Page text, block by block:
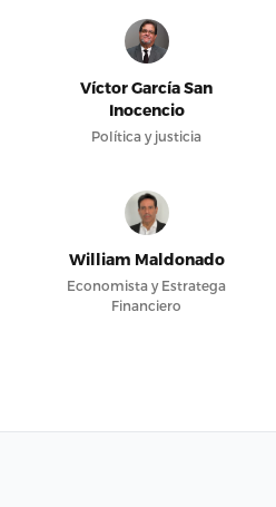
Víctor García San
Inocencio
Política y justicia
William Maldonado
Economista y Estratega
Financiero